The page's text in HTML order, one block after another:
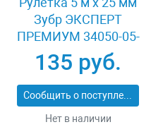
Зубр ЭКСПЕРТ
ПРЕМИУМ 34050-05-
25_z01
135 руб.
Сообщить о поступлении
Нет в наличии